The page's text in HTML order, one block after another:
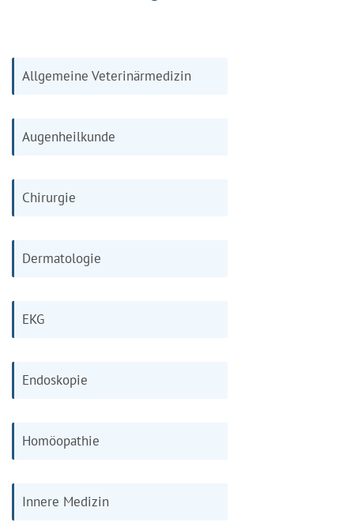
Allgemeine Veterinärmedizin
Augenheilkunde
Chirurgie
Dermatologie
EKG
Endoskopie
Homöopathie
Innere Medizin